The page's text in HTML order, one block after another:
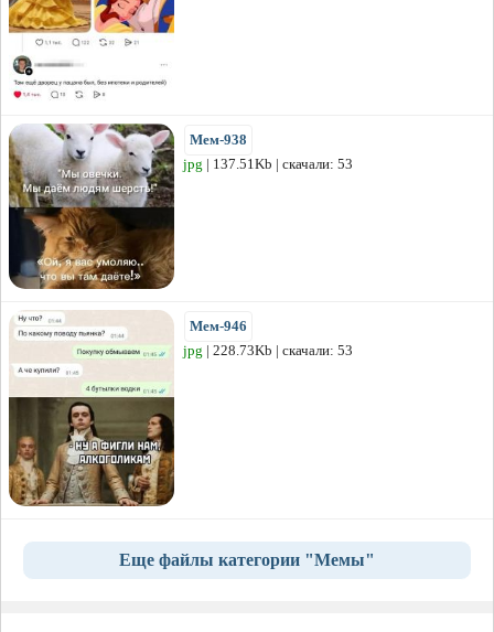
Мем-938
jpg | 137.51Kb | скачали: 53
Мем-946
jpg | 228.73Kb | скачали: 53
Еще файлы категории "Мемы"